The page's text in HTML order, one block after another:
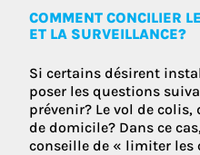
COMMENT CONCILIER
ET LA SURVEILLANCE?
Si certains désirent
poser les questions
prévenir? Le vol de
de domicile? Dans ce
conseille de « limiter les